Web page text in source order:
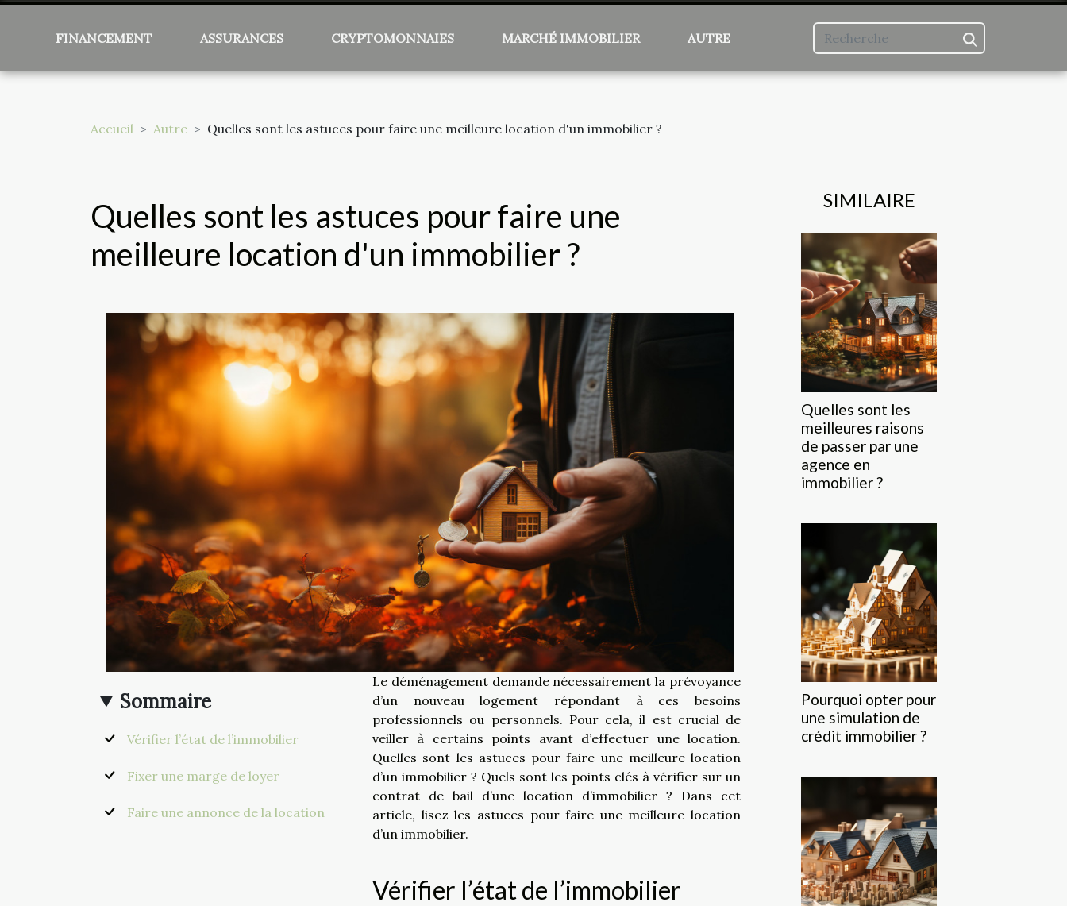
FINANCEMENT ASSURANCES CRYPTOMONNAIES MARCHÉ IMMOBILIER AUTRE
Accueil Autre Quelles sont les astuces pour faire une meilleure location d'un immobilier ?
Quelles sont les astuces pour faire une
meilleure location d'un immobilier ?
Sommaire
Vérifier l’état de l’immobilier
Fixer une marge de loyer
Faire une annonce de la location
Le déménagement demande nécessairement la prévoyance
d’un nouveau logement répondant à ces besoins
professionnels ou personnels. Pour cela, il est crucial de
veiller à certains points avant d’effectuer une location.
Quelles sont les astuces pour faire une meilleure location
d’un immobilier ? Quels sont les points clés à vérifier sur un
contrat de bail d’une location d’immobilier ? Dans cet
article, lisez les astuces pour faire une meilleure location
d’un immobilier.
Vérifier l’état de l’immobilier
SIMILAIRE
Quelles sont les
meilleures raisons
de passer par une
agence en
immobilier ?
Pourquoi opter pour
une simulation de
crédit immobilier ?